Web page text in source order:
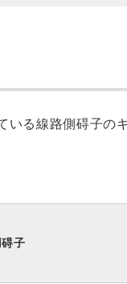
る線路側碍子の
子